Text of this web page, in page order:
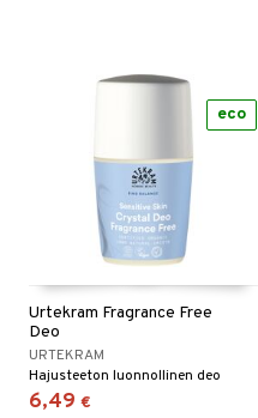
Urtekram Fragrance Free
Deo
URTEKRAM
Hajusteeton luonnollinen deo
6,49 €
eco